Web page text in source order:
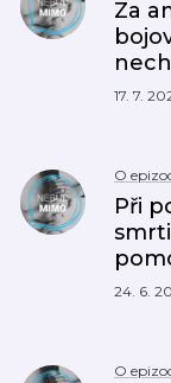
Za
17. 7.
O
Při
24. 6.
O